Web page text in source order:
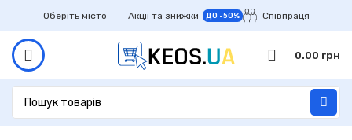
Оберіть місто Акції та знижки ДО -50% Співпраця
0.00 грн